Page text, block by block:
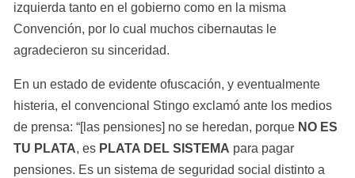
izquierda tanto en el gobierno como en la misma
Convención, por lo cual muchos cibernautas le
agradecieron su sinceridad.
En un estado de evidente ofuscación, y eventualmente
histeria, el convencional Stingo exclamó ante los medios
de prensa: “[las pensiones] no se heredan, porque NO ES
TU PLATA, es PLATA DEL SISTEMA para pagar
pensiones. Es un sistema de seguridad social distinto a